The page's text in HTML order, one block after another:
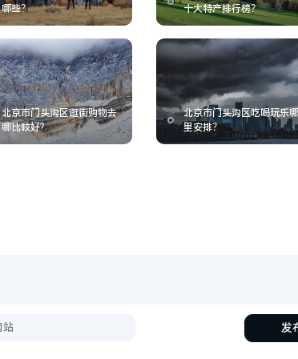
哪些？
十大特产排行榜？
北京市门头沟区逛街购物去
哪比较好?
北京市门头沟区吃喝玩乐哪
里安排？
发